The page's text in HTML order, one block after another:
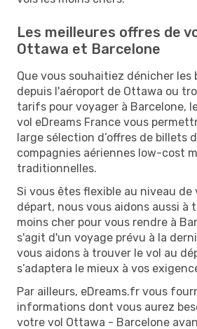
Les meilleures offres de
Ottawa et Barcelone
Que vous souhaitiez dénicher les
depuis l'aéroport de Ottawa ou
tarifs pour voyager à Barcelone,
vol eDreams France vous
large sélection d’offres de billets
compagnies aériennes low-cost
traditionnelles.
Si vous êtes flexible au niveau de
départ, nous vous aidons aussi à
moins cher pour vous rendre à
s'agit d'un voyage prévu à la
vous aidons à trouver le vol au
s’adaptera le mieux à vos
Par ailleurs, eDreams.fr vous
informations dont vous aurez
votre vol Ottawa - Barcelone